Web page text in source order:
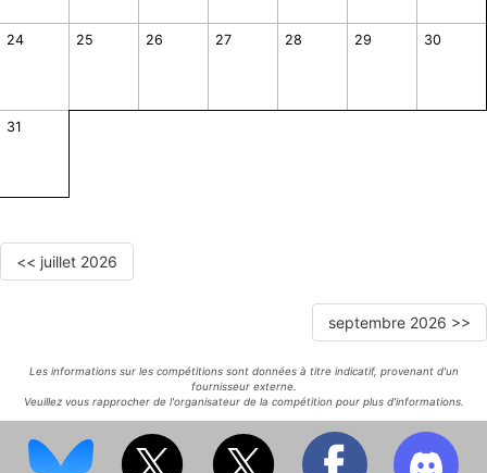
24 25 26 27 28 29 30
31
<< juillet 2026
septembre 2026 >>
Les informations sur les compétitions sont données à titre indicatif, provenant d'un
fournisseur externe.
Veuillez vous rapprocher de l'organisateur de la compétition pour plus d'informations.